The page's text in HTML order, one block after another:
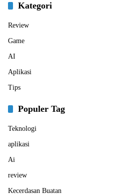
Kategori
Review
Game
AI
Aplikasi
Tips
Populer Tag
Teknologi
aplikasi
Ai
review
Kecerdasan Buatan